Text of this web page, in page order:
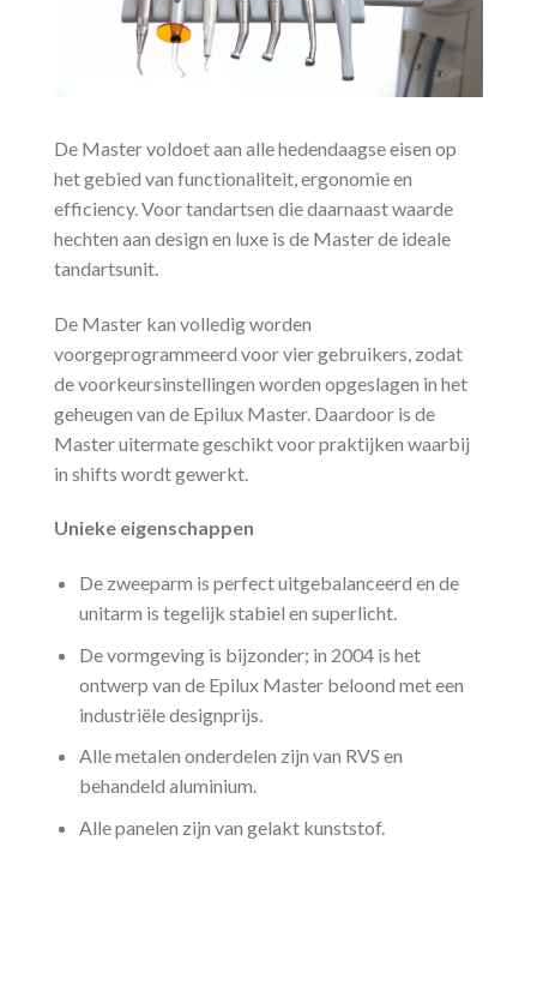
De Master voldoet aan alle hedendaagse eisen op
het gebied van functionaliteit, ergonomie en
efficiency. Voor tandartsen die daarnaast waarde
hechten aan design en luxe is de Master de ideale
tandartsunit.
De Master kan volledig worden
voorgeprogrammeerd voor vier gebruikers, zodat
de voorkeursinstellingen worden opgeslagen in het
geheugen van de Epilux Master. Daardoor is de
Master uitermate geschikt voor praktijken waarbij
in shifts wordt gewerkt.
Unieke eigenschappen
De zweeparm is perfect uitgebalanceerd en de
unitarm is tegelijk stabiel en superlicht.
De vormgeving is bijzonder; in 2004 is het
ontwerp van de Epilux Master beloond met een
industriële designprijs.
Alle metalen onderdelen zijn van RVS en
behandeld aluminium.
Alle panelen zijn van gelakt kunststof.